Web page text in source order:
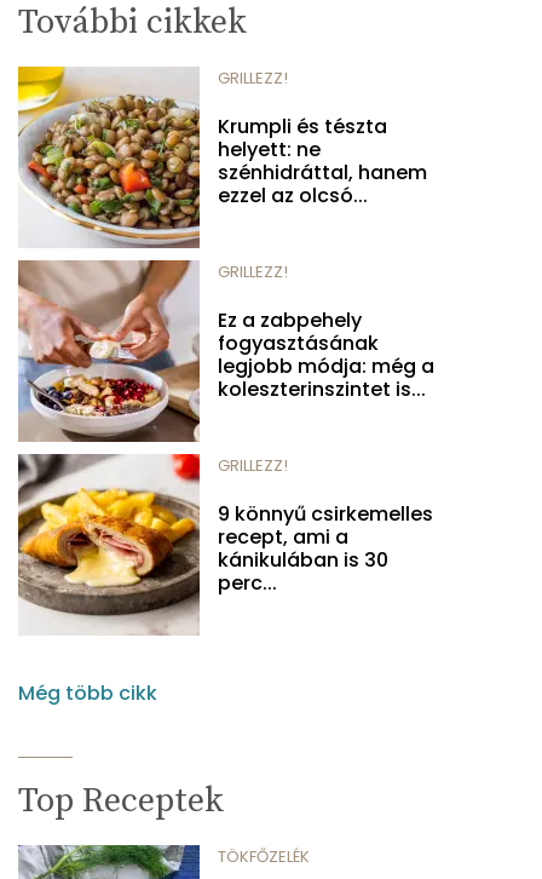
További cikkek
GRILLEZZ!
Krumpli és tészta
helyett: ne
szénhidráttal, hanem
ezzel az olcsó...
GRILLEZZ!
Ez a zabpehely
fogyasztásának
legjobb módja: még a
koleszterinszintet is...
GRILLEZZ!
9 könnyű csirkemelles
recept, ami a
kánikulában is 30
perc...
Még több cikk
Top Receptek
TÖKFŐZELÉK